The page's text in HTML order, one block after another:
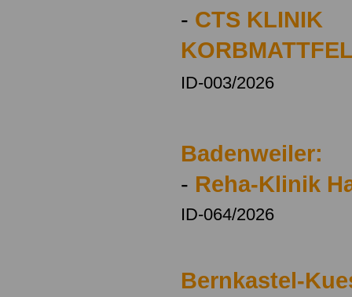
- CTS KLINIK
ID-003/2026
Badenweiler:
- Reha-Klinik
ID-064/2026
Bernkastel-